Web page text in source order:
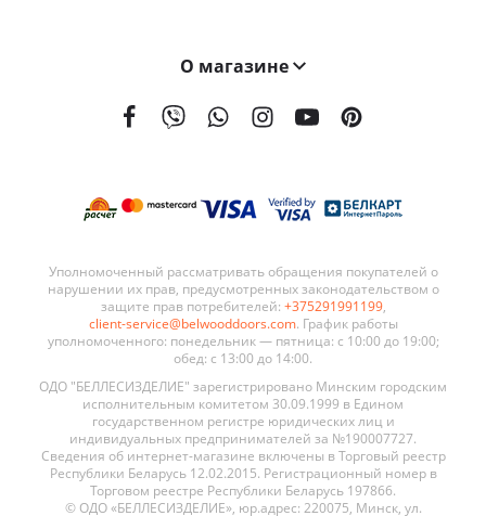
О магазине
Уполномоченный рассматривать обращения покупателей о
нарушении их прав, предусмотренных законодательством о
защите прав потребителей: +375291991199,
client-service@belwooddoors.com. График работы
уполномоченного: понедельник — пятница: с 10:00 до 19:00;
обед: с 13:00 до 14:00.
ОДО "БЕЛЛЕСИЗДЕЛИЕ" зарегистрировано Минским городским
исполнительным комитетом 30.09.1999 в Едином
государственном регистре юридических лиц и
индивидуальных предпринимателей за №190007727.
Сведения об интернет-магазине включены в Торговый реестр
Республики Беларусь 12.02.2015. Регистрационный номер в
Торговом реестре Республики Беларусь 197866.
© ОДО «БЕЛЛЕСИЗДЕЛИЕ», юр.адрес: 220075, Минск, ул.